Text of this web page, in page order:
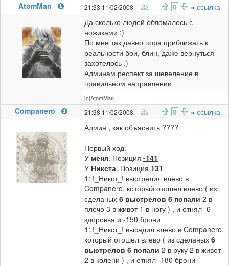
AtomMan 21:33 11/02/2008 0 » ссылка
Да сколько людей обломалось с
ножиками :)
По мне так давно пора приближать к
реальности бои, блин, даже вернуться
захотелось :)
Админам респект за шевеление в
правильном направлении
[c]AtomMan
Companero 21:38 11/02/2008 0 » ссылка
Админ , как объяснить ????
Первый ход:
У меня: Позиция -141
У Никста: Позиция 131
1: !_Никст_! выстрелил влево в
Companero, который отошел влево ( из
сделаных 6 выстрелов 6 попали 2 в
плечо 3 в живот 1 в ногу ) , и отнял -6
здоровья и -150 брони
1: !_Никст_! высадил влево в Companero,
который отошел влево ( из сделаных 6
выстрелов 6 попали 2 в руку 2 в живот
2 в колени ) , и отнял -180 брони